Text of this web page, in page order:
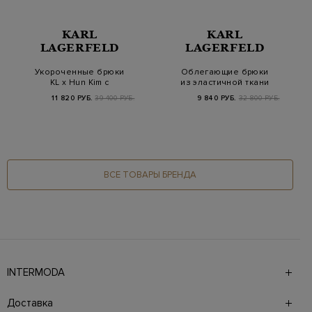
KARL
LAGERFELD
Укороченные брюки
KL x Hun Kim с
11 820 РУБ. 39 400 РУБ.
KARL
LAGERFELD
Облегающие брюки
из эластичной ткани
9 840 РУБ. 32 800 РУБ.
ВСЕ ТОВАРЫ БРЕНДА
INTERMODA
брендов на 4 этажах в самом центре города. На сайте
также презентованы новинки с последних показов и
Доставка